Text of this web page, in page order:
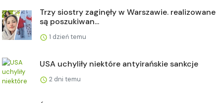
Trzy siostry zaginęły w Warszawie. realizowane
są poszukiwan...
1 dzień temu
USA uchyliły niektóre antyirańskie sankcje
2 dni temu